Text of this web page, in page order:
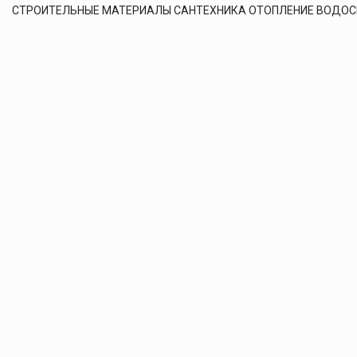
СТРОИТЕЛЬНЫЕ МАТЕРИАЛЫ САНТЕХНИКА ОТОПЛЕНИЕ